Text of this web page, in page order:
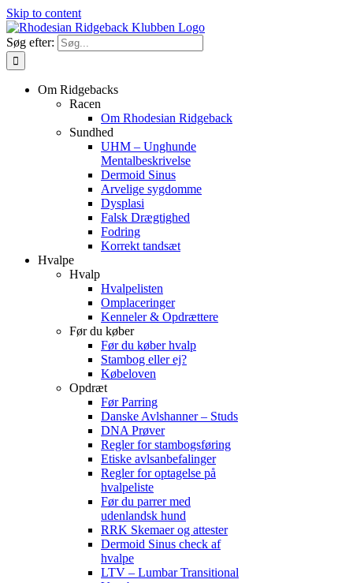
Skip to content
Søg efter:
Om Ridgebacks
Racen
Om Rhodesian Ridgeback
Sundhed
UHM – Unghunde
Mentalbeskrivelse
Dermoid Sinus
Arvelige sygdomme
Dysplasi
Falsk Drægtighed
Fodring
Korrekt tandsæt
Hvalpe
Hvalp
Hvalpelisten
Omplaceringer
Kenneler & Opdrættere
Før du køber
Før du køber hvalp
Stambog eller ej?
Købeloven
Opdræt
Før Parring
Danske Avlshanner – Studs
DNA Prøver
Regler for stambogsføring
Etiske avlsanbefalinger
Regler for optagelse på
hvalpeliste
Før du parrer med
udenlandsk hund
RRK Skemaer og attester
Dermoid Sinus check af
hvalpe
LTV – Lumbar Transitional